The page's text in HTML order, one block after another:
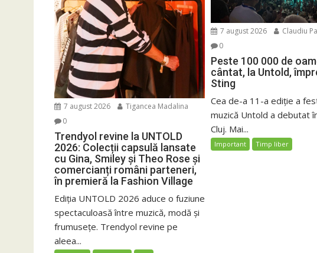
7 august 2026
Tigancea Madalina
0
Trendyol revine la UNTOLD
2026: Colecții capsulă lansate
cu Gina, Smiley și Theo Rose și
comercianți români parteneri,
în premieră la Fashion Village
Ediția UNTOLD 2026 aduce o fuziune
spectaculoasă între muzică, modă și
frumusețe. Trendyol revine pe
aleea...
7 august 2026
Claudiu
0
Peste 100 000 de
cântat, la Untold,
Sting
Cea de-a 11-a ediție a
muzică Untold a debutat
Cluj. Mai...
Important Timp liber